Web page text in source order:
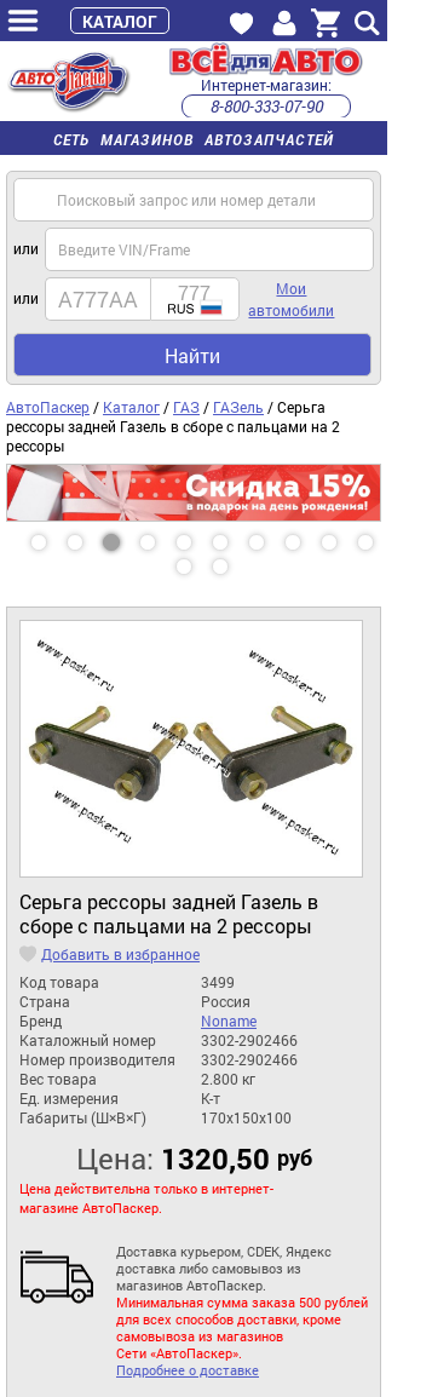
СЕТЬ МАГАЗИНОВ АВТОЗАПЧАСТЕЙ
Интернет-магазин:
8-800-333-07-90
часы работы с 9:00 до 22:00 (пн-пт)
или
или
Мои
автомобили
Найти
АвтоПаскер / Каталог / ГАЗ / ГАЗель / Серьга
рессоры задней Газель в сборе с пальцами на 2
рессоры
Серьга рессоры задней Газель в
сборе с пальцами на 2 рессоры
Добавить в избранное
Код товара
3499
Страна
Россия
Бренд
Noname
Каталожный номер
3302-2902466
Номер производителя
3302-2902466
Вес товара
2.800 кг
Ед. измерения
К-т
Габариты (Ш×В×Г)
170x150x100
Цена: 1320,50 руб
Цена действительна только в интернет-
магазине АвтоПаскер.
Доставка курьером, CDEK, Яндекс
доставка либо самовывоз из
магазинов АвтоПаскер.
Минимальная сумма заказа 500 рублей
для всех способов доставки, кроме
самовывоза из магазинов
Сети «АвтоПаскер».
Подробнее о доставке
КАТАЛОГ